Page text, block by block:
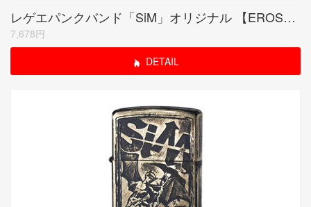
レゲエパンクバンド「SiM」オリジナル 【EROS】 シルバープレート
7,678円
DETAIL